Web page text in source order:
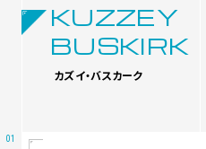
KUZZEY
BUSKIRK
カズイ・バスカーク